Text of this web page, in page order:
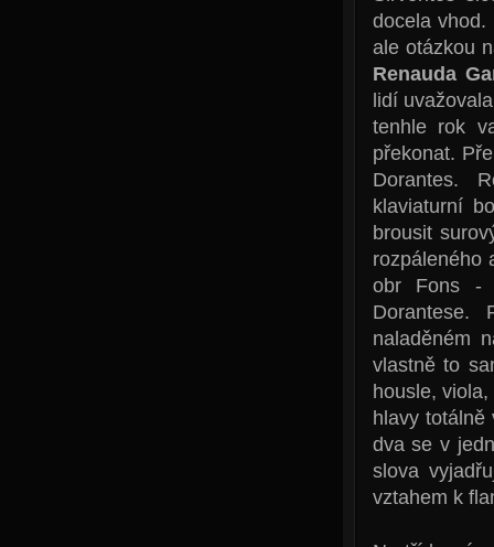
docela
ale otázkou
Renauda
lidí
tenhle rok
překonat.
Dorantes.
klaviaturní
brousit
rozpáleného
obr Fons -
Dorantese.
naladěném
vlastně to
housle,
hlavy
dva se v
slova
vztahem k